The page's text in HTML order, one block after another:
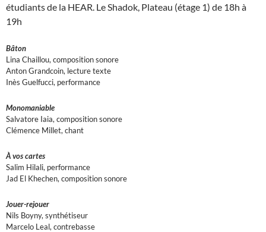
étudiants de la HEAR. Le Shadok, Plateau (étage 1) de 18h à
19h
Bâton
Lina Chaillou, composition sonore
Anton Grandcoin, lecture texte
Inès Guelfucci, performance
Monomaniable
Salvatore Iaia, composition sonore
Clémence Millet, chant
À vos cartes
Salim Hilali, performance
Jad El Khechen, composition sonore
Jouer-rejouer
Nils Boyny, synthétiseur
Marcelo Leal, contrebasse